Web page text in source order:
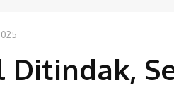
Ditindak,